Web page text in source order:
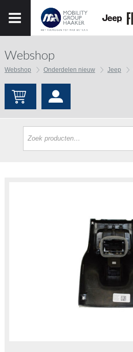
Webshop
Webshop Onderdelen nieuw Jeep